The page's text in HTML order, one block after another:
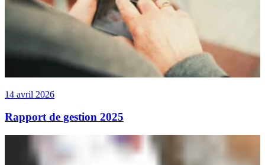
14 avril 2026
Rapport de gestion 2025